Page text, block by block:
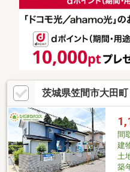
茨城県笠間市大田
間
建
土
築